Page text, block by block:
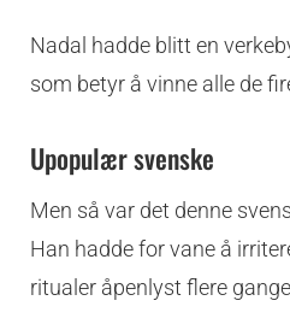
Nadal hadde blitt en
som betyr å vinne alle de
Upopulær svenske
Men så var det denne
Han hadde for vane å
ritualer åpenlyst flere